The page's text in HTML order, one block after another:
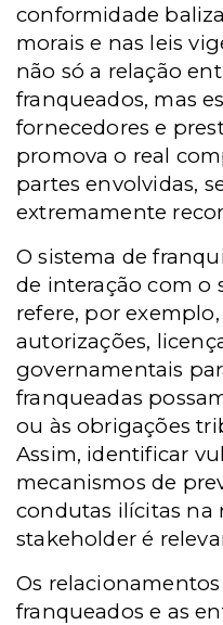
conformidade
morais e nas leis
não só a relação
franqueados, mas
fornecedores e
promova o real
partes envolvidas,
extremamente
O sistema de
de interação com o
refere, por
autorizações,
governamentais
franqueadas
ou às obrigações
Assim, identificar
mecanismos de
condutas ilícitas na
stakeholder é
Os
franqueados e as